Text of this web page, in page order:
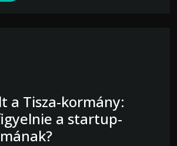
a Tisza-kormány:
a startup-